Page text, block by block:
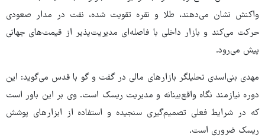
واکنش نشان می‌دهند، طلا و نقره تقویت شده، نفت در مدار صعودی
حرکت می‌کند و بازار داخلی با فاصله‌ای مدیریت‌پذیر از قیمت‌های جهانی
پیش می‌رود.
مهدی بنی‌اسدی تحلیلگر بازارهای مالی در گفت و گو با قدس می‌گوید: این
دوره نیازمند نگاه واقع‌بینانه و مدیریت ریسک است. وی بر این باور است
که در شرایط فعلی تصمیم‌گیری سنجیده و استفاده از ابزارهای پوشش
ریسک ضروری است.